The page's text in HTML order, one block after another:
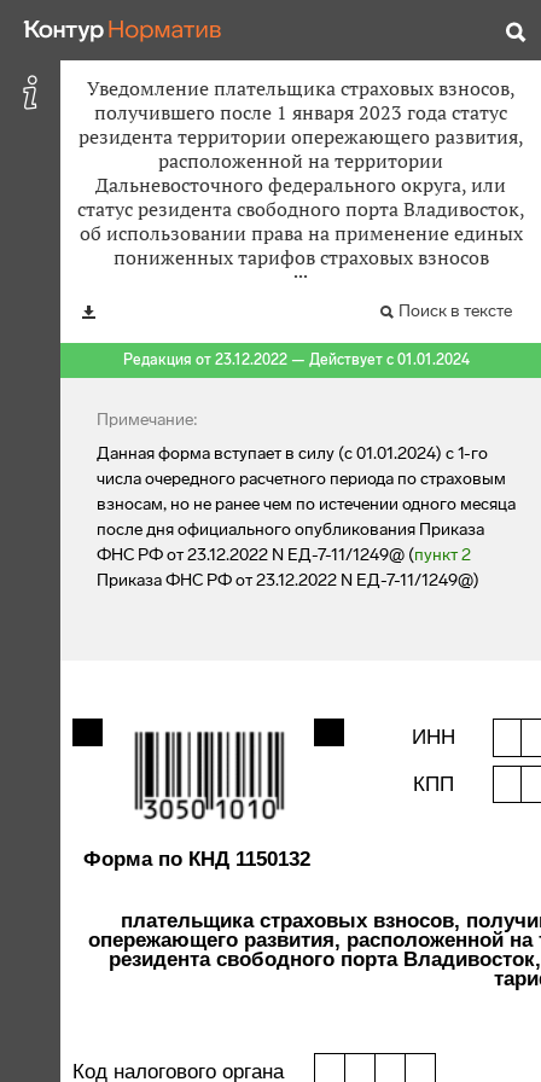
Уведомление плательщика страховых взносов,
получившего после 1 января 2023 года статус
резидента территории опережающего развития,
расположенной на территории
Дальневосточного федерального округа, или
статус резидента свободного порта Владивосток,
об использовании права на применение единых
пониженных тарифов страховых взносов
Поиск в тексте
Редакция от 23.12.2022 — Действует с 01.01.2024
Примечание:
Данная форма вступает в силу (с 01.01.2024) с 1-го
числа очередного расчетного периода по страховым
взносам, но не ранее чем по истечении одного месяца
после дня официального опубликования Приказа
ФНС РФ от 23.12.2022 N ЕД-7-11/1249@ (пункт 2
Приказа ФНС РФ от 23.12.2022 N ЕД-7-11/1249@)
ИНН
КПП
Форма по КНД 1150132
плательщика страховых взносов,
опережающего развития, расположенной на
резидента свободного порта
Код налогового органа